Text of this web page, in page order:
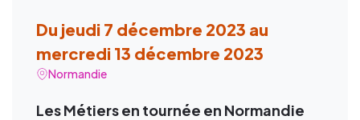
Du jeudi 7 décembre 2023 au
mercredi 13 décembre 2023
Normandie
Les Métiers en tournée en Normandie